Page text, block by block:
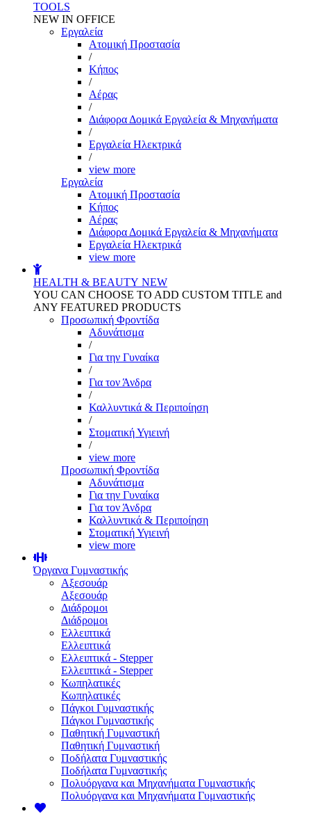
TOOLS
NEW IN OFFICE
Εργαλεία
Aτομική Προστασία
/
Kήπος
/
Αέρας
/
Διάφορα Δομικά Εργαλεία & Μηχανήματα
/
Εργαλεία Ηλεκτρικά
/
view more
Εργαλεία
Aτομική Προστασία
Kήπος
Αέρας
Διάφορα Δομικά Εργαλεία & Μηχανήματα
Εργαλεία Ηλεκτρικά
view more
HEALTH & BEAUTY NEW
YOU CAN CHOOSE TO ADD CUSTOM TITLE and
ANY FEATURED PRODUCTS
Προσωπική Φροντίδα
Αδυνάτισμα
/
Για την Γυναίκα
/
Για τον Άνδρα
/
Καλλυντικά & Περιποίηση
/
Στοματική Υγιεινή
/
view more
Προσωπική Φροντίδα
Αδυνάτισμα
Για την Γυναίκα
Για τον Άνδρα
Καλλυντικά & Περιποίηση
Στοματική Υγιεινή
view more
Όργανα Γυμναστικής
Αξεσουάρ
Αξεσουάρ
Διάδρομοι
Διάδρομοι
Ελλειπτικά
Ελλειπτικά
Ελλειπτικά - Stepper
Ελλειπτικά - Stepper
Κωπηλατικές
Κωπηλατικές
Πάγκοι Γυμναστικής
Πάγκοι Γυμναστικής
Παθητική Γυμναστική
Παθητική Γυμναστική
Ποδήλατα Γυμναστικής
Ποδήλατα Γυμναστικής
Πολυόργανα και Μηχανήματα Γυμναστικής
Πολυόργανα και Μηχανήματα Γυμναστικής